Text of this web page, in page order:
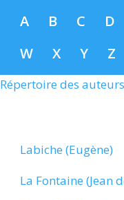
A B C D
W
X Y Z
Répertoire des auteurs
Labiche (Eugène)
La Fontaine (Jean